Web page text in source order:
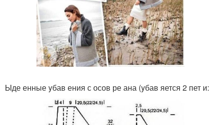
Ыде енные yбав ения с осов ре ана (yбав яется 2 пет и: